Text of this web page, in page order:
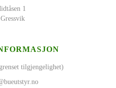
1
tilgjengelighet)